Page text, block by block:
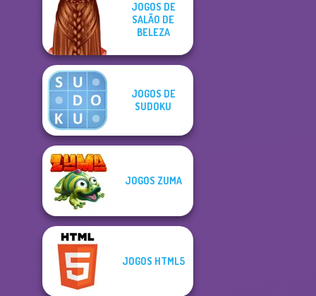
JOGOS DE
SALÃO DE
BELEZA
JOGOS DE
SUDOKU
JOGOS ZUMA
JOGOS HTML5